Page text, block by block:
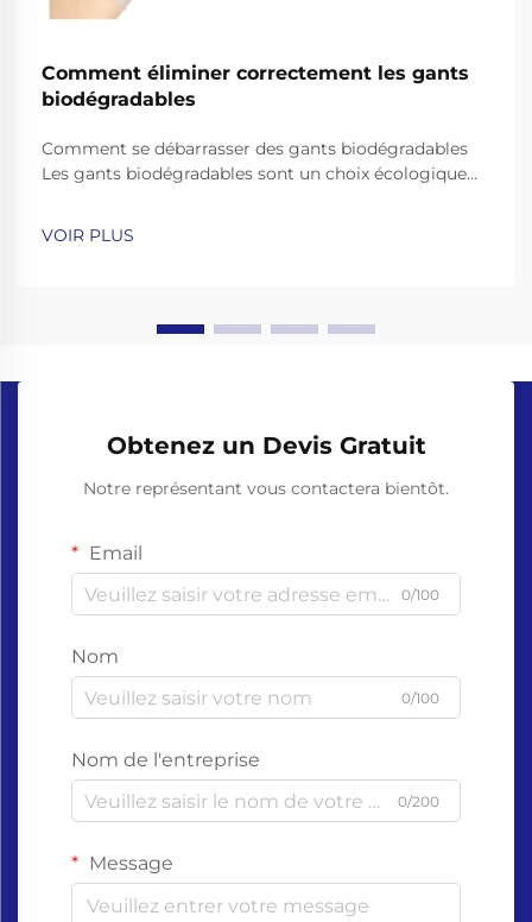
Comment éliminer correctement les gants
biodégradables
Comment se débarrasser des gants biodégradables
Les gants biodégradables sont un choix écologique
Mais leurs bienfaits environnementaux ne
VOIR PLUS
Obtenez un Devis Gratuit
Notre représentant vous contactera bientôt.
Email
0/100
Nom
0/100
Nom de l'entreprise
0/200
Message